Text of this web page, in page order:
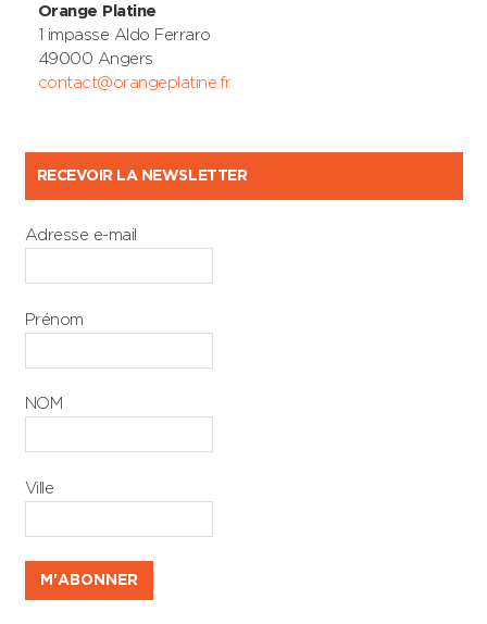
Orange Platine
1 impasse Aldo Ferraro
49000 Angers
contact@orangeplatine.fr
RECEVOIR LA NEWSLETTER
Adresse e-mail
Prénom
NOM
Ville